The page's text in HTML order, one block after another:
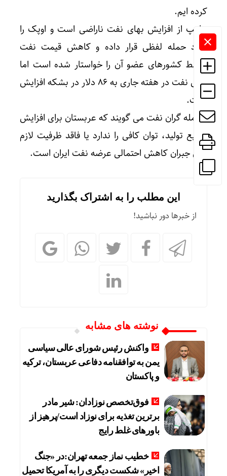
کرده ایم.
ترامپ از افزایش بهای نفت ناراضی است و اوپک را
مورد حمله لفظی قرار داده و کاهش قیمت نفت
توسط کشورهای عضو آن را خواستار شده است اما
بهای نفت در هفته جاری به ۸۶ دلار در بشکه افزایش
یافت.
معامله گران نفت می گویند که عربستان برای افزایش
سریع تولید، توان کافی را ندارد یا فاقد ظرفیت لازم
برای جبران کاهش احتمالی عرضه نفت ایران است.
این مطلب را به اشتراک بگذارید
از خبرها دور نباشید!
نوشته های مشابه
واکنش رئیس شورای عالی سیاسی
یمن به توافقنامه دفاعی عربستان، ترکیه
و پاکستان
فوق‌تخصص نوزادان: شیر مادر
برترین تغذیه برای نوزاد است/پرهیز از
باورهای غلط رایج
خطیب نماز جمعه تهران:در «جنگ
اخیر» شکست دیگری را به آمریکا تحمیل